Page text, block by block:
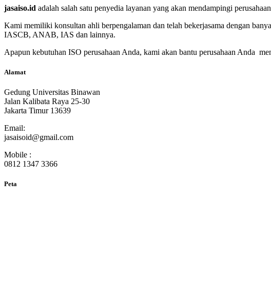
jasaiso.id adalah salah satu penyedia layanan yang akan mendampingi
Kami memiliki konsultan ahli berpengalaman dan telah bekerjasama dengan
IASCB, ANAB, IAS dan lainnya.
Apapun kebutuhan ISO perusahaan Anda, kami akan bantu perusahaan Anda
Alamat
Gedung Universitas Binawan
Jalan Kalibata Raya 25-30
Jakarta Timur 13639
Email:
jasaisoid@gmail.com
Mobile :
0812 1347 3366
Peta